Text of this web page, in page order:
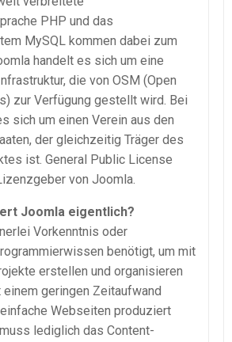
PHP und das
MySQL kommen dabei zum
handelt es sich um eine
die von OSM (Open
zur Verfügung gestellt wird. Bei
sich um einen Verein aus den
der gleichzeitig Träger des
ist. General Public License
von Joomla.
Joomla eigentlich?
Vorkenntnis oder
benötigt, um mit
erstellen und organisieren
einem geringen Zeitaufwand
Webseiten produziert
lediglich das Content-